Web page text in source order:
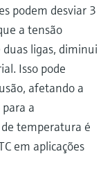
podem desviar 3
a tensão
ligas, diminui
Isso pode
afetando a
a
temperatura é
em aplicações